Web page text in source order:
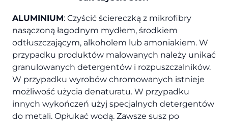
ALUMINIUM: Czyścić ściereczką z mikrofibry
nasączoną łagodnym mydłem, środkiem
odtłuszczającym, alkoholem lub amoniakiem. W
przypadku produktów malowanych należy unikać
granulowanych detergentów i rozpuszczalników.
W przypadku wyrobów chromowanych istnieje
możliwość użycia denaturatu. W przypadku
innych wykończeń użyj specjalnych detergentów
do metali. Opłukać wodą. Zawsze susz po